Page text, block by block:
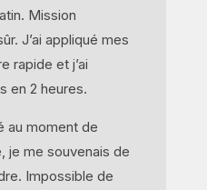
Mission
J’ai appliqué mes
rapide et j’ai
en 2 heures.
au moment de
je me souvenais de
Impossible de